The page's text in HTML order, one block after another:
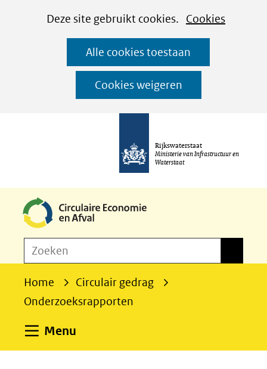
CookiesDeze site gebruikt cookies. Cookies
worden
toegestaan
geweigerd.
Alle cookies toestaan
Cookies weigeren
Ga
naar
de
inhoud
Rijkswaterstaat
Ministerie van Infrastructuur en
Waterstaat
o
Zoeken
Home
Circulair gedrag
Onderzoeksrapporten
Menu